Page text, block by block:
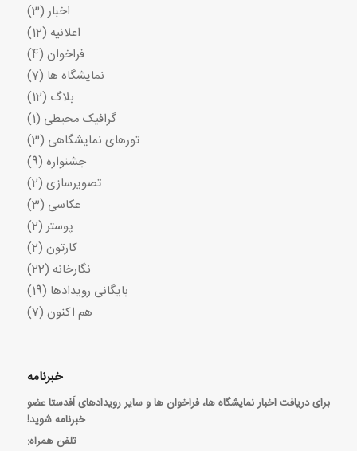
اخبار (3)
اعلانیه (12)
فراخوان (4)
نمایشگاه ها (7)
بلاگ (12)
گرافیک محیطی (1)
تورهای نمایشگاهی (3)
جشنواره (9)
تصویرسازی (2)
عکاسی (3)
پوستر (2)
کارتون (2)
نگارخانه (22)
بایگانی رویدادها (19)
هم اکنون (7)
خبرنامه
برای دریافت اخبار نمایشگاه ها، فراخوان ها و سایر رویدادهای اَفدستا عضو
خبرنامه شوید!
تلفن همراه: